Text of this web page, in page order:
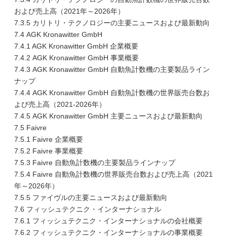
および売上高（2021年～2026年）
7.3.5 カリトリ・テクノロジーの主要ニュースおよび最新動向
7.4 AGK Kronawitter GmbH
7.4.1 AGK Kronawitter GmbH 企業概要
7.4.2 AGK Kronawitter GmbH 事業概要
7.4.3 AGK Kronawitter GmbH 自動魚計数機の主要製品ライン
ナップ
7.4.4 AGK Kronawitter GmbH 自動魚計数機の世界販売台数お
よび売上高（2021-2026年）
7.4.5 AGK Kronawitter GmbH 主要ニュースおよび最新動向
7.5 Faivre
7.5.1 Faivre 企業概要
7.5.2 Faivre 事業概要
7.5.3 Faivre 自動魚計数機の主要製品ラインナップ
7.5.4 Faivre 自動魚計数機の世界販売台数および売上高（2021
年～2026年）
7.5.5 ファイヴルの主要ニュースおよび最新動向
7.6 フィッシュテクニク・インターナショナル
7.6.1 フィッシュテクニク・インターナショナルの会社概要
7.6.2 フィッシュテクニク・インターナショナルの事業概要